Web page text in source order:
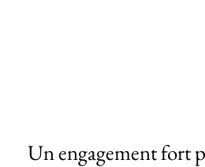
Un engagement fort